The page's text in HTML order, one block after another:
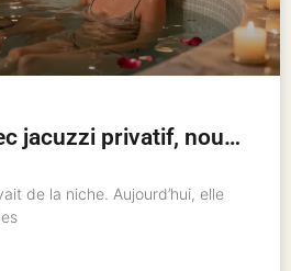
La chambre avec jacuzzi privatif, nouveau standard de l’hôtellerie romantique
de la niche. Aujourd’hui, elle